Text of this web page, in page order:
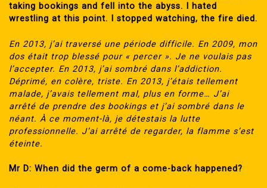
taking bookings and fell into the abyss. I hated
wrestling at this point. I stopped watching, the fire died.
En 2013, j’ai traversé une période difficile. En 2009, mon
dos était trop blessé pour « percer ». Je ne voulais pas
l’accepter. En 2013, j’ai sombré dans l’addiction.
Déprimé, en colère, triste. En 2013, j’étais tellement
malade, j’avais tellement mal, plus en forme… J’ai
arrêté de prendre des bookings et j’ai sombré dans le
néant. À ce moment-là, je détestais la lutte
professionnelle. J’ai arrêté de regarder, la flamme s’est
éteinte.
Mr D: When did the germ of a come-back happened?